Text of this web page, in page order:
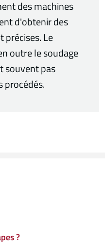
des machines
d'obtenir des
précises. Le
outre le soudage
souvent pas
procédés.
?